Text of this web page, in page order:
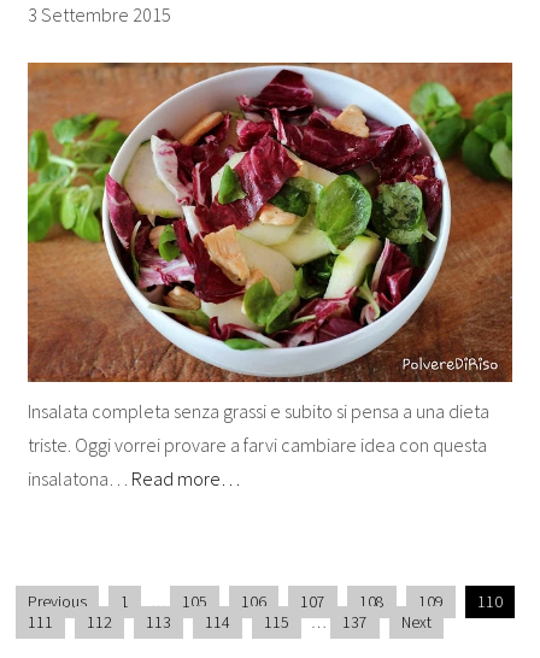
3 Settembre 2015
Insalata completa senza grassi e subito si pensa a una dieta
triste. Oggi vorrei provare a farvi cambiare idea con questa
insalatona… Read more…
Previous 1 … 105 106 107 108 109
110
111
112 113 114 115 … 137 Next